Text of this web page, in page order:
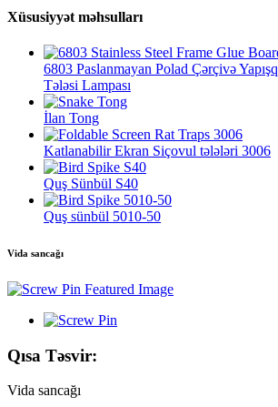
Xüsusiyyət məhsulları
6803 Paslanmayan Polad Çərçivə
Tələsi Lampası
İlan Tong
Katlanabilir Ekran Siçovul tələləri 3006
Quş Sünbül S40
Quş sünbül 5010-50
Vida sancağı
Qısa Təsvir:
Vida sancağı